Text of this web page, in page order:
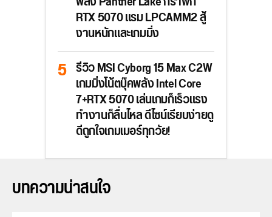
RTX 5070 แรม LPCAMM2 สู้
งานหนักและเกมมิ่ง
รีวิว MSI Cyborg 15 Max C2W
เกมมิ่งโน้ตบุ๊คพลัง Intel Core
7+RTX 5070 เล่นเกมก็เร็วแรง
ทำงานก็ลื่นไหล ดีไซน์เรียบง่ายดู
ดีถูกใจเกมเมอร์ทุกวัย!
บทความน่าสนใจ